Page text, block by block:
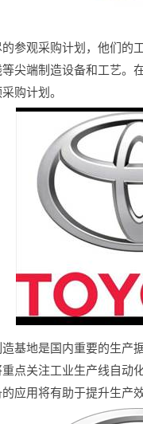
参观采购计划，他们的
尖端制造设备和工艺。
购计划。
基地是国内重要的生产
点关注工业生产线自动
应用将有助于提升生产